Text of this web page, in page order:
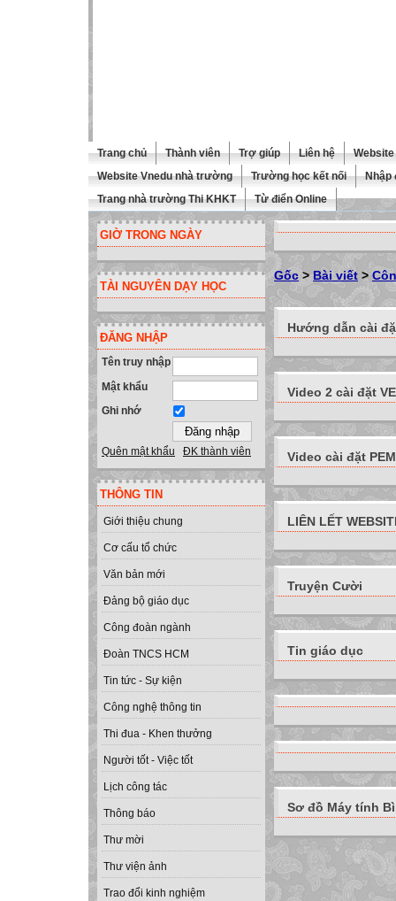
Trang chủ Thành viên Trợ giúp Liên hệ
Website Vnedu nhà trường
Trường học kết nối
Nhập
Trang nhà trường Thi KHKT
Từ điển Online
GIỜ TRONG NGÀY
TÀI NGUYÊN DẠY HỌC
ĐĂNG NHẬP
Tên truy nhập
Mật khẩu
Ghi nhớ
Quên mật khẩu ĐK thành viên
THÔNG TIN
Giới thiệu chung
Cơ cấu tổ chức
Văn bản mới
Đảng bộ giáo dục
Công đoàn ngành
Đoàn TNCS HCM
Tin tức - Sự kiện
Công nghệ thông tin
Thi đua - Khen thưởng
Người tốt - Việc tốt
Lịch công tác
Thông báo
Thư mời
Thư viện ảnh
Trao đổi kinh nghiệm
Gốc > Bài viết >
Hướng dẫn cài
Video 2 cài đặt
Video cài đặt
LIÊN LẾT
Truyện Cười
Tin giáo dục
Sơ đồ Máy tính